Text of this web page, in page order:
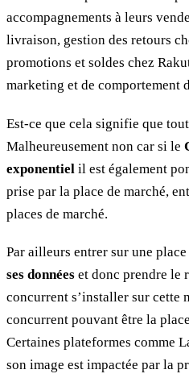
accompagnements à leurs
livraison, gestion des retours
promotions et soldes chez
marketing et de comportement
Est-ce que cela signifie que
Malheureusement non car si le
exponentiel il est également
prise par la place de marché,
places de marché.
Par ailleurs entrer sur une
ses données et donc prendre le
concurrent s’installer sur cette
concurrent pouvant être la
Certaines plateformes comme
son image est impactée par la